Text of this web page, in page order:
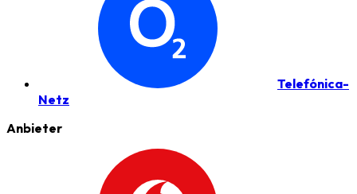
Telefónica-
Netz
Anbieter